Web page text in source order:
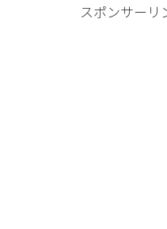
スポンサーリ